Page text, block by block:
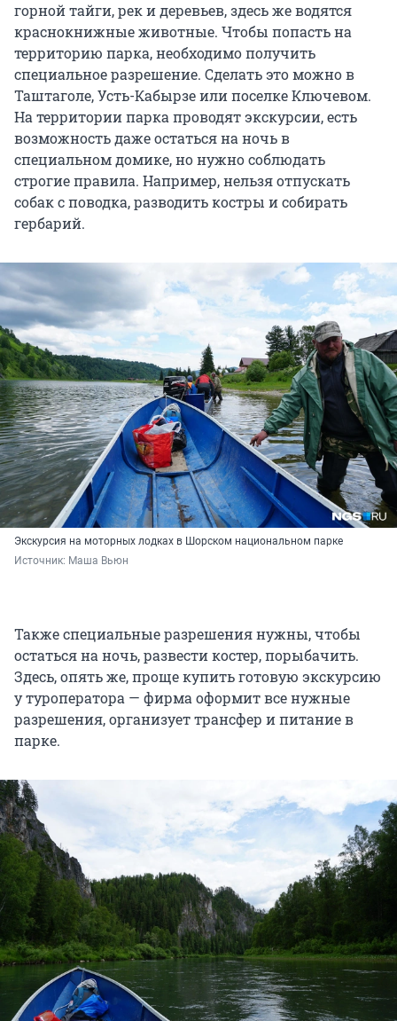
горной тайги, рек и деревьев, здесь же водятся
краснокнижные животные. Чтобы попасть на
территорию парка, необходимо получить
специальное разрешение. Сделать это можно в
Таштаголе, Усть-Кабырзе или поселке Ключевом.
На территории парка проводят экскурсии, есть
возможность даже остаться на ночь в
специальном домике, но нужно соблюдать
строгие правила. Например, нельзя отпускать
собак с поводка, разводить костры и собирать
гербарий.
Экскурсия на моторных лодках в Шорском национальном парке
Источник: Маша Вьюн
Также специальные разрешения нужны, чтобы
остаться на ночь, развести костер, порыбачить.
Здесь, опять же, проще купить готовую экскурсию
у туроператора — фирма оформит все нужные
разрешения, организует трансфер и питание в
парке.